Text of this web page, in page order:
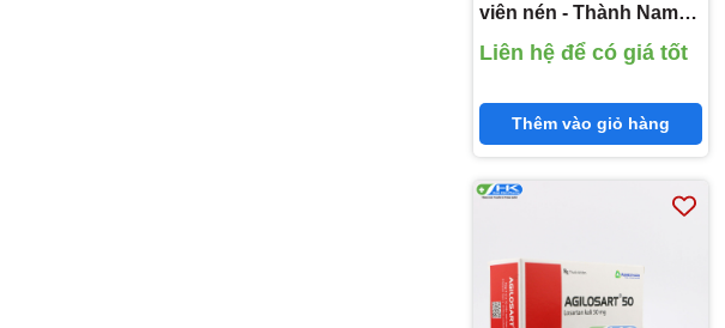
viên nén - Thành Nam
Pharma (Digoxin
0,25mg)
Liên hệ để có giá tốt
Thêm vào giỏ hàng